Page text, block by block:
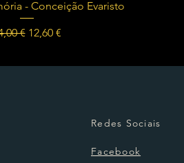
rápida
- Conceição Evaristo
normal
€ Preço promocional
12,60 €
Redes Sociais
Facebook